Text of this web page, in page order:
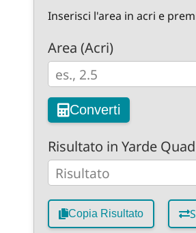
Inserisci l'area in acri e
Area (Acri)
Converti
Risultato in Yarde
Copia Risultato